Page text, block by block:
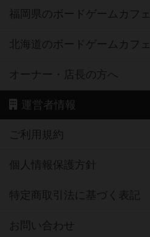
福岡県のボードゲームカフェ
北海道のボードゲームカフェ
オーナー・店長の方へ
運営者情報
ご利用規約
個人情報保護方針
特定商取引法に基づく表記
お問い合わせ